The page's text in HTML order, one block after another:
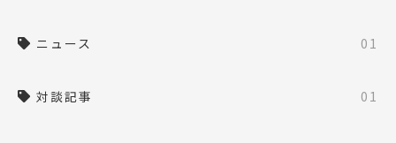
ニュース 01
対談記事 01